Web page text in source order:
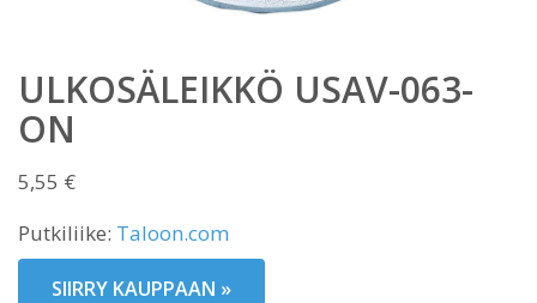
ULKOSÄLEIKKÖ USAV-063-
ON
5,55 €
Putkiliike: Taloon.com
SIIRRY KAUPPAAN »